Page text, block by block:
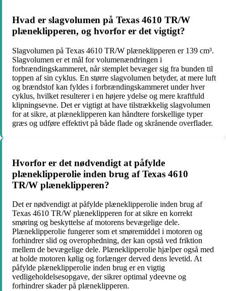
Hvad er slagvolumen på Texas 4610 TR/W
plæneklipperen, og hvorfor er det vigtigt?
Slagvolumen på Texas 4610 TR/W plæneklipperen er 139 cm³.
Slagvolumen er et mål for volumenændringen i
forbrændingskammeret, når stemplet bevæger sig fra bunden til
toppen af sin cyklus. En større slagvolumen betyder, at mere luft
og brændstof kan fyldes i forbrændingskammeret under hver
cyklus, hvilket resulterer i en højere ydelse og mere kraftfuld
klipningsevne. Det er vigtigt at have tilstrækkelig slagvolumen
for at sikre, at plæneklipperen kan håndtere forskellige typer
græs og udføre effektivt på både flade og skrånende overflader.
Hvorfor er det nødvendigt at påfylde
plæneklipperolie inden brug af Texas 4610
TR/W plæneklipperen?
Det er nødvendigt at påfylde plæneklipperolie inden brug af
Texas 4610 TR/W plæneklipperen for at sikre en korrekt
smøring og beskyttelse af motorens bevægelige dele.
Plæneklipperolie fungerer som et smøremiddel i motoren og
forhindrer slid og overophedning, der kan opstå ved friktion
mellem de bevægelige dele. Plæneklipperolie hjælper også med
at holde motoren kølig og forlænger derved dens levetid. At
påfylde plæneklipperolie inden brug er en vigtig
vedligeholdelsesopgave, der sikrer optimal ydeevne og
forhindrer skader på plæneklipperen.